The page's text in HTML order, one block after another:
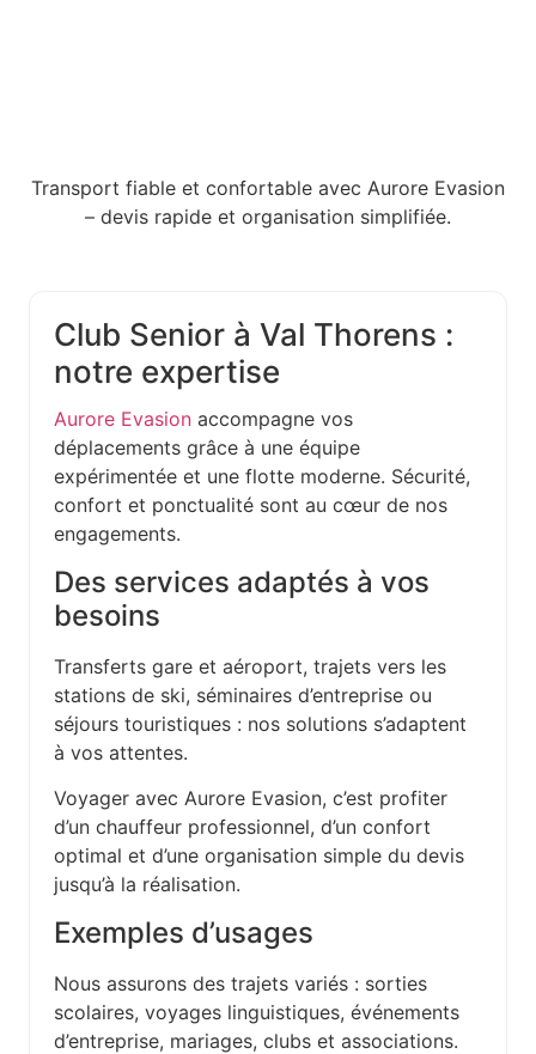
Transport fiable et confortable avec Aurore Evasion
– devis rapide et organisation simplifiée.
Club Senior à Val Thorens :
notre expertise
Aurore Evasion accompagne vos
déplacements grâce à une équipe
expérimentée et une flotte moderne. Sécurité,
confort et ponctualité sont au cœur de nos
engagements.
Des services adaptés à vos
besoins
Transferts gare et aéroport, trajets vers les
stations de ski, séminaires d’entreprise ou
séjours touristiques : nos solutions s’adaptent
à vos attentes.
Voyager avec Aurore Evasion, c’est profiter
d’un chauffeur professionnel, d’un confort
optimal et d’une organisation simple du devis
jusqu’à la réalisation.
Exemples d’usages
Nous assurons des trajets variés : sorties
scolaires, voyages linguistiques, événements
d’entreprise, mariages, clubs et associations.